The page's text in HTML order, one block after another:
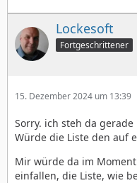
Lockesoft
Fortgeschrittener
15. Dezember 2024 um 13:39
Sorry. ich steh da
Würde die Liste den auf
Mir würde da im
einfallen, die Liste, wie